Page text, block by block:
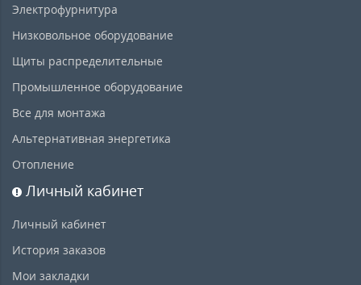
Электрофурнитура
Низковольное оборудование
Щиты распределительные
Промышленное оборудование
Все для монтажа
Альтернативная энергетика
Отопление
Личный кабинет
Личный кабинет
История заказов
Мои закладки